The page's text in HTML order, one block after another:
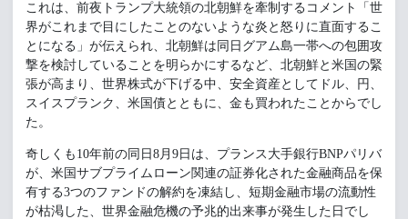
これは、前夜トランプ大統領の北朝鮮を牽制するコメント「世
界がこれまで目にしたことのないような炎と怒りに直面するこ
とになる」が伝えられ、北朝鮮は同日グアム島一帯への包囲攻
撃を検討していることを明らかにするなど、北朝鮮と米国の緊
張が高まり、世界株式が下げる中、安全資産としてドル、円、
スイスプランク、米国債とともに、金も買われたことからでし
た。
奇しくも10年前の同日8月9日は、プランス大手銀行BNPパリバ
が、米国サブプライムローン関連の証券化された金融商品を保
有する3つのファンドの解約を凍結し、短期金融市場の流動性
が枯渇した、世界金融危機の予兆的出来事が発生した日でし